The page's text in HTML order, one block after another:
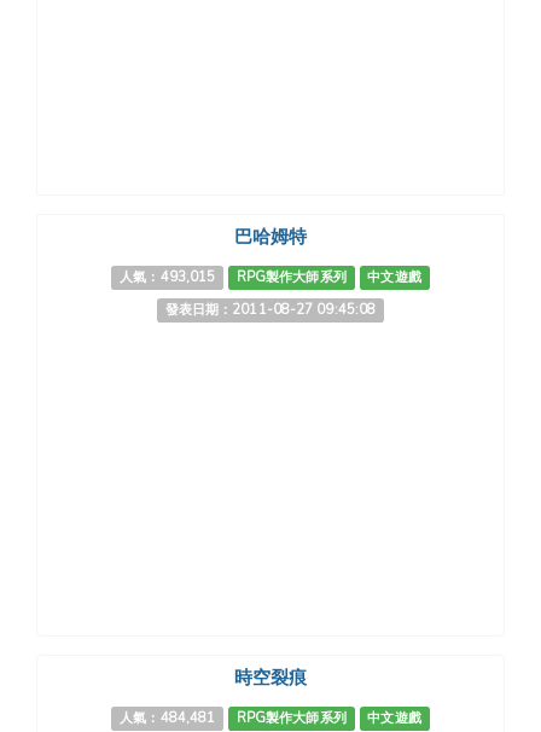
巴哈姆特
人氣：493,015 RPG製作大師系列
中文遊戲
發表日期：2011-08-27 09:45:08
時空裂痕
人氣：484,481 RPG製作大師系列
中文遊戲